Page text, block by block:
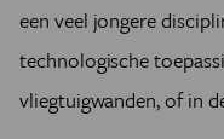
een veel jongere
technologische
vliegtuigwanden, of in